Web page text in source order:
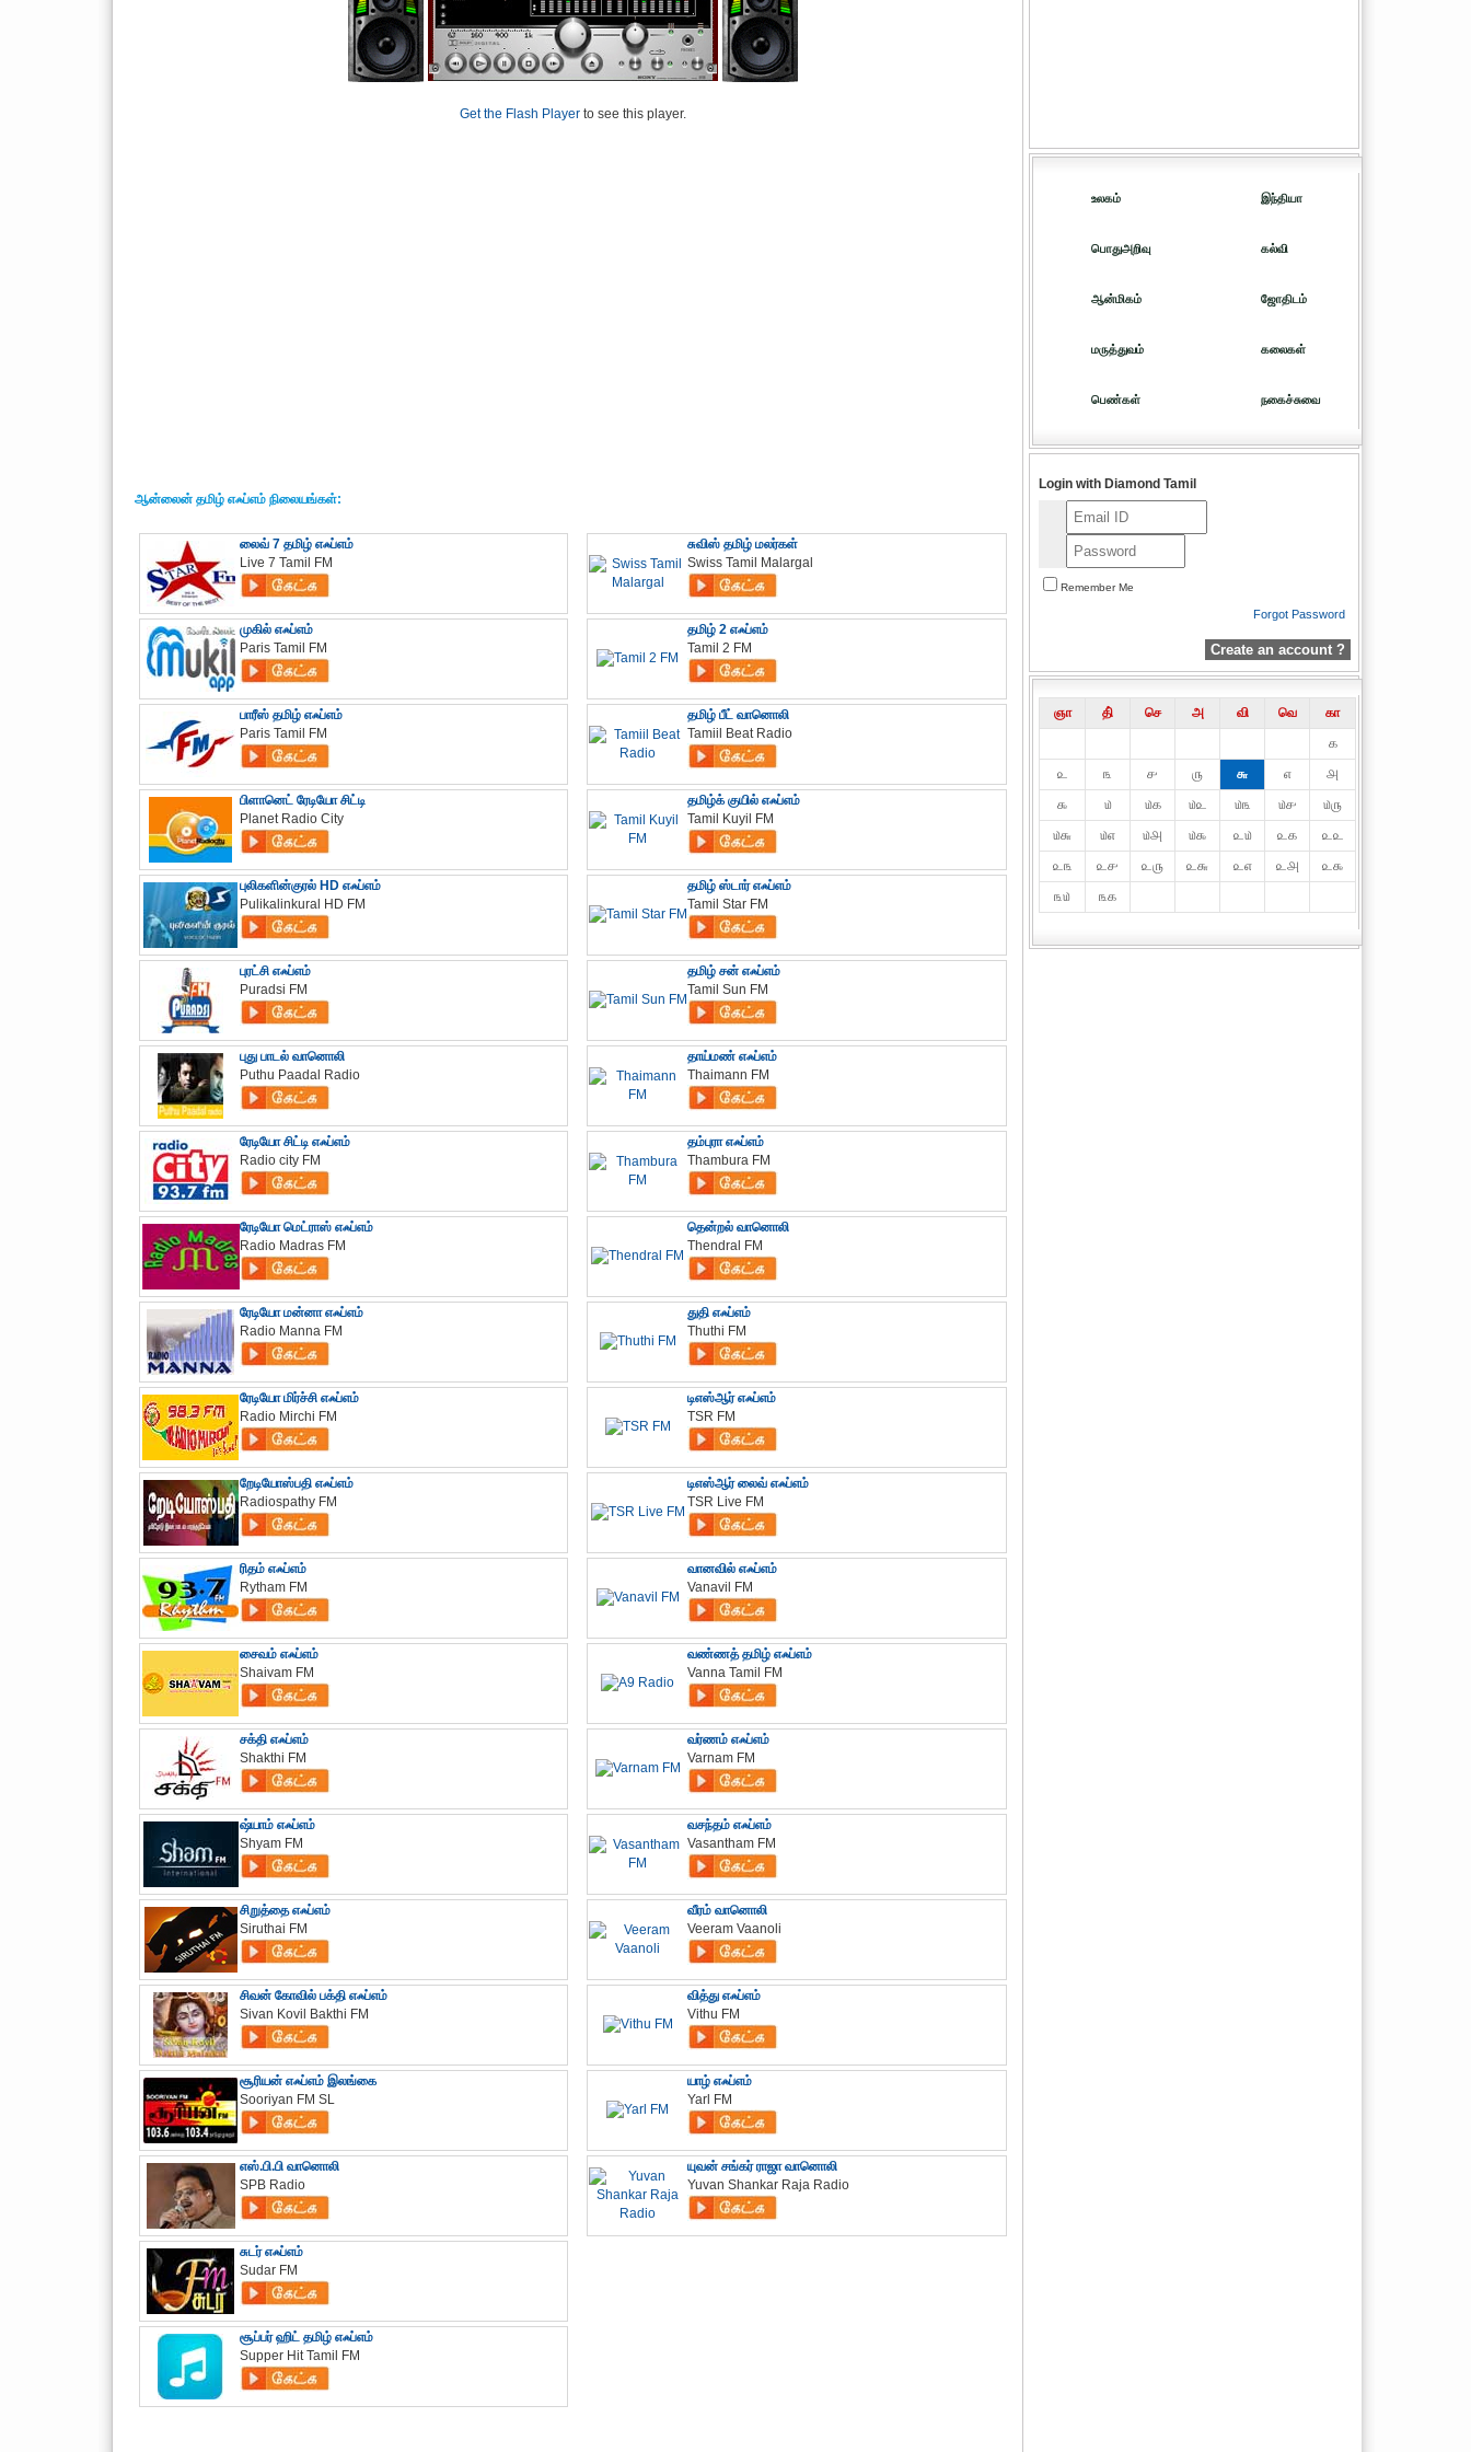
Get the Flash Player to see this player.
ஆன்லைன் தமிழ் எஃப்எம் நிலையங்கள்:
லைவ் 7 தமிழ் எஃப்எம்
Live 7 Tamil FM
முகில் எஃப்எம்
Paris Tamil FM
பாரீஸ் தமிழ் எஃப்எம்
Paris Tamil FM
பிளானெட் ரேடியோ சிட்டி
Planet Radio City
புலிகளின்குரல் HD எஃப்எம்
Pulikalinkural HD FM
புரட்சி எஃப்எம்
Puradsi FM
புது பாடல் வானொலி
Puthu Paadal Radio
ரேடியோ சிட்டி எஃப்எம்
Radio city FM
ரேடியோ மெட்ராஸ் எஃப்எம்
Radio Madras FM
ரேடியோ மன்னா எஃப்எம்
Radio Manna FM
ரேடியோ மிர்ச்சி எஃப்எம்
Radio Mirchi FM
றேடியோஸ்பதி எஃப்எம்
Radiospathy FM
ரிதம் எஃப்எம்
Rytham FM
சைவம் எஃப்எம்
Shaivam FM
சக்தி எஃப்எம்
Shakthi FM
ஷ்யாம் எஃப்எம்
Shyam FM
சிறுத்தை எஃப்எம்
Siruthai FM
சிவன் கோவில் பக்தி எஃப்எம்
Sivan Kovil Bakthi FM
சூரியன் எஃப்எம் இலங்கை
Sooriyan FM SL
எஸ்.பி.பி வானொலி
SPB Radio
சுடர் எஃப்எம்
Sudar FM
சூப்பர் ஹிட் தமிழ் எஃப்எம்
Supper Hit Tamil FM
சுவிஸ் தமிழ் மலர்கள்
Swiss Tamil Malargal
தமிழ் 2 எஃப்எம்
Tamil 2 FM
தமிழ் பீட் வானொலி
Tamiil Beat Radio
தமிழ்க் குயில் எஃப்எம்
Tamil Kuyil FM
தமிழ் ஸ்டார் எஃப்எம்
Tamil Star FM
தமிழ் சன் எஃப்எம்
Tamil Sun FM
தாய்மண் எஃப்எம்
Thaimann FM
தம்புரா எஃப்எம்
Thambura FM
தென்றல் வானொலி
Thendral FM
துதி எஃப்எம்
Thuthi FM
டிஎஸ்ஆர் எஃப்எம்
TSR FM
டிஎஸ்ஆர் லைவ் எஃப்எம்
TSR Live FM
வானவில் எஃப்எம்
Vanavil FM
வண்ணத் தமிழ் எஃப்எம்
Vanna Tamil FM
வர்ணம் எஃப்எம்
Varnam FM
வசந்தம் எஃப்எம்
Vasantham FM
வீரம் வானொலி
Veeram Vaanoli
வித்து எஃப்எம்
Vithu FM
யாழ் எஃப்எம்
Yarl FM
யுவன் சங்கர் ராஜா வானொலி
Yuvan Shankar Raja Radio
உலகம்
பொதுஅறிவு
ஆன்மிகம்
மருத்துவம்
பெண்கள்
இந்தியா
கல்வி
ஜோதிடம்
கலைகள்
நகைச்சுவை
Login with Diamond Tamil
Remember Me
Forgot Password
Create an account ?
ஞா தி் செ அ வி வெ
கா
௧
௨
௩ ௪ ௫ ௬ ௭
௮
௯
௰ ௰௧ ௰௨ ௰௩ ௰௪
௰௫
௰௬
௰௭ ௰௮ ௰௯ ௨௰ ௨௧
௨௨
௨௩
௨௪ ௨௫ ௨௬ ௨௭ ௨௮
௨௯
௩௰
௩௧